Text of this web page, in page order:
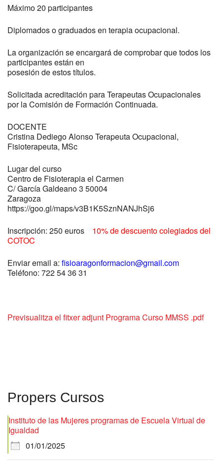
Máximo 20 participantes
Diplomados o graduados en terapia ocupacional.
La organización se encargará de comprobar que todos los
participantes están en
posesión de estos títulos.
Solicitada acreditación para Terapeutas Ocupacionales
por la Comisión de Formación Continuada.
DOCENTE
Cristina Dediego AlonsoTerapeuta Ocupacional,
Fisioterapeuta, MSc
Lugar del curso
Centro de Fisioterapia el Carmen
C/ García Galdeano 3 50004
Zaragoza
https://goo.gl/maps/v3B1K5SznNANJhSj6
Inscripción: 250 euros 10% de descuento colegiados del
COTOC
Enviar email a: fisioaragonformacion@gmail.com
Teléfono: 722 54 36 31
Previsualitza el fitxer adjunt Programa Curso MMSS .pdf
Propers Cursos
Instituto de las Mujeres programas de Escuela Virtual de
Igualdad
01/01/2025